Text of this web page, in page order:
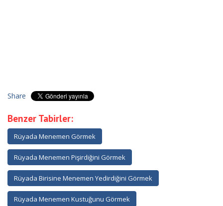
Share
Benzer Tabirler:
Rüyada Menemen Görmek
Rüyada Menemen Pişirdiğini Görmek
Rüyada Birisine Menemen Yedirdiğini Görmek
Rüyada Menemen Kustuğunu Görmek